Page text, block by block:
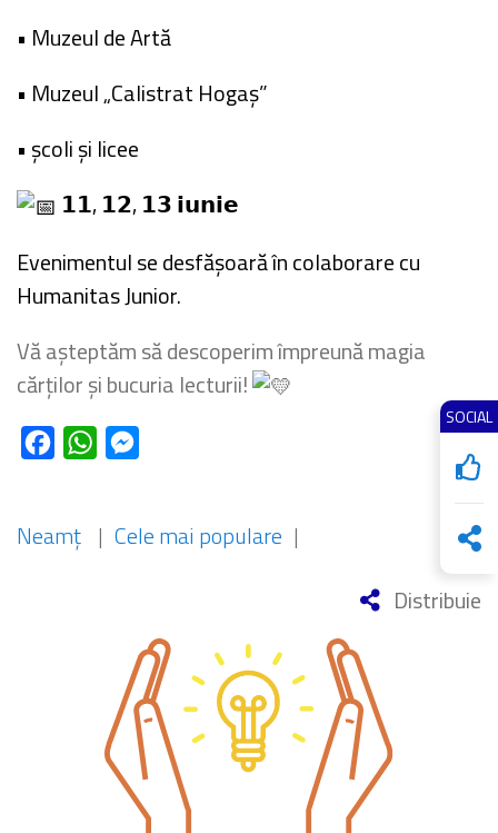
SOCIAL
• Muzeul de Artă
• Muzeul „Calistrat Hogaș”
• școli și licee
𝟭𝟭, 𝟭𝟮, 𝟭𝟯 𝗶𝘂𝗻𝗶𝗲
Evenimentul se desfășoară în colaborare cu
Humanitas Junior.
Vă așteptăm să descoperim împreună magia
cărților și bucuria lecturii!
FacebookWhatsApp
Neamț | Cele mai populare |
Distribuie